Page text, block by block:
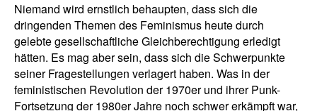
Niemand wird ernstlich behaupten, dass sich die
dringenden Themen des Feminismus heute durch
gelebte gesellschaftliche Gleichberechtigung erledigt
hätten. Es mag aber sein, dass sich die Schwerpunkte
seiner Fragestellungen verlagert haben. Was in der
feministischen Revolution der 1970er und ihrer Punk-
Fortsetzung der 1980er Jahre noch schwer erkämpft war,